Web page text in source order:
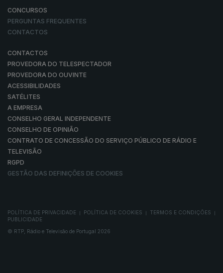
CONCURSOS
PERGUNTAS FREQUENTES
CONTACTOS
CONTACTOS
PROVEDORA DO TELESPECTADOR
PROVEDORA DO OUVINTE
ACESSIBILIDADES
SATÉLITES
A EMPRESA
CONSELHO GERAL INDEPENDENTE
CONSELHO DE OPINIÃO
CONTRATO DE CONCESSÃO DO SERVIÇO PÚBLICO DE RÁDIO E
TELEVISÃO
RGPD
GESTÃO DAS DEFINIÇÕES DE COOKIES
POLÍTICA DE PRIVACIDADE POLÍTICA DE COOKIES TERMOS E CONDIÇÕES
PUBLICIDADE
© RTP, Rádio e Televisão de Portugal 2026